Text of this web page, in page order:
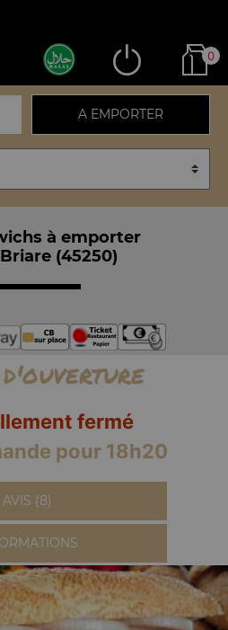
0
A EMPORTER
à emporter
(45250)
fermé
pour 18h20
AVIS (8)